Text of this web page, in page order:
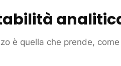
è quella che prende,